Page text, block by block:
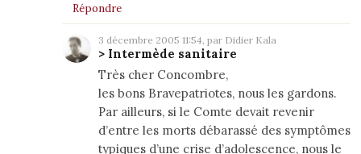
Répondre
3 décembre 2005 11:54, par Didier Kala
> Intermède sanitaire
Très cher Concombre,
les bons Bravepatriotes, nous les gardons.
Par ailleurs, si le Comte devait revenir
d’entre les morts débarassé des symptômes
typiques d’une crise d’adolescence, nous le